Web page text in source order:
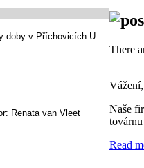
doby v Příchovicích U
There
Vážení,
Naše
Read